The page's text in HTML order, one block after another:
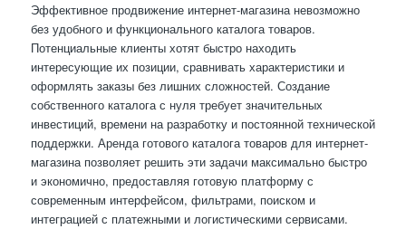
Эффективное продвижение интернет-магазина невозможно
без удобного и функционального каталога товаров.
Потенциальные клиенты хотят быстро находить
интересующие их позиции, сравнивать характеристики и
оформлять заказы без лишних сложностей. Создание
собственного каталога с нуля требует значительных
инвестиций, времени на разработку и постоянной технической
поддержки. Аренда готового каталога товаров для интернет-
магазина позволяет решить эти задачи максимально быстро
и экономично, предоставляя готовую платформу с
современным интерфейсом, фильтрами, поиском и
интеграцией с платежными и логистическими сервисами.